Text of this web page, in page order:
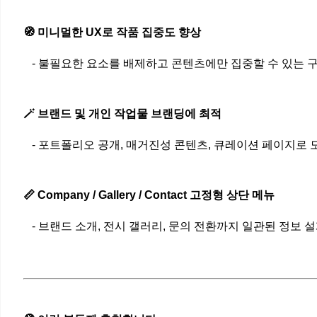
🧭 미니멀한 UX로 작품 집중도 향상
- 불필요한 요소를 배제하고 콘텐츠에만 집중할 수 있는
🪄 브랜드 및 개인 작업물 브랜딩에 최적
- 포트폴리오 공개, 매거진성 콘텐츠, 큐레이션 페이지로
📏 Company / Gallery / Contact 고정형 상단 메뉴
- 브랜드 소개, 전시 갤러리, 문의 전환까지 일관된 정보 설